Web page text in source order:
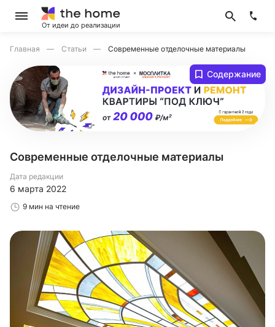
От идеи до реализации
Главная Статьи Современные отделочные материалы
Содержание
Современные отделочные материалы
Дата редакции
6 марта 2022
9 мин на чтение